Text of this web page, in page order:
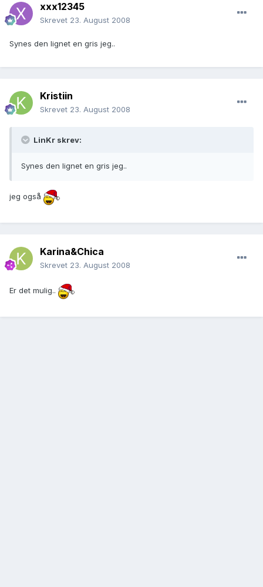
xxx12345
Skrevet 23. August 2008
Synes den lignet en gris jeg..
Kristiin
Skrevet 23. August 2008
LinKr skrev:
Synes den lignet en gris jeg..
jeg også
Karina&Chica
Skrevet 23. August 2008
Er det mulig..